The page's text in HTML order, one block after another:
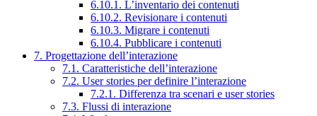
6.10.1. L’inventario dei contenuti
6.10.2. Revisionare i contenuti
6.10.3. Migrare i contenuti
6.10.4. Pubblicare i contenuti
7. Progettazione dell’interazione
7.1. Caratteristiche dell’interazione
7.2. User stories per definire l’interazione
7.2.1. Differenza tra scenari e user stories
7.3. Flussi di interazione